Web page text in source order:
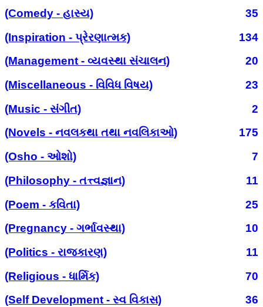
(Comedy - હાસ્ય)
35
(Inspiration - પ્રેરણાત્મક)
134
(Management - વ્યવસ્થા સંચાલન)
20
(Miscellaneous - વિવિધ વિષય)
23
(Music - સંગીત)
2
(Novels - નવલકથા તથા નવલિકાઓ)
175
(Osho - ઓશો)
7
(Philosophy - તત્ત્વજ્ઞાન)
11
(Poem - કવિતા)
25
(Pregnancy - ગર્ભાવસ્થા)
10
(Politics - રાજકારણ)
11
(Religious - ધાર્મિક)
70
(Self Development - સ્વ વિકાસ)
36